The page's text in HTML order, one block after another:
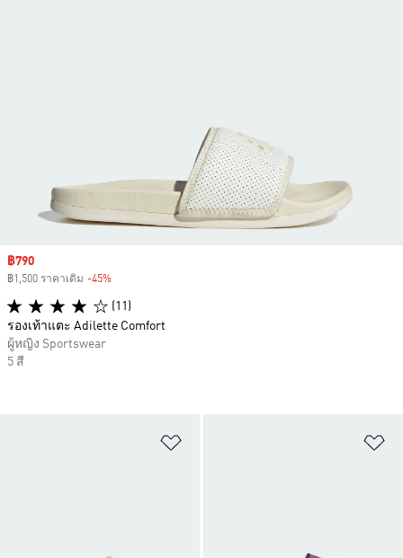
Sale price
฿790
฿1,500 ราคาเดิม -45%
(11)
รองเท้าแตะ Adilette Comfort
ผู้หญิง Sportswear
5 สี